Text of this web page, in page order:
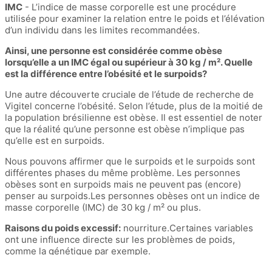
IMC - L’indice de masse corporelle est une procédure
utilisée pour examiner la relation entre le poids et l’élévation
d’un individu dans les limites recommandées.
Ainsi, une personne est considérée comme obèse
lorsqu’elle a un IMC égal ou supérieur à 30 kg / m². Quelle
est la différence entre l’obésité et le surpoids?
Une autre découverte cruciale de l’étude de recherche de
Vigitel concerne l’obésité. Selon l’étude, plus de la moitié de
la population brésilienne est obèse. Il est essentiel de noter
que la réalité qu’une personne est obèse n’implique pas
qu’elle est en surpoids.
Nous pouvons affirmer que le surpoids et le surpoids sont
différentes phases du même problème. Les personnes
obèses sont en surpoids mais ne peuvent pas (encore)
penser au surpoids.Les personnes obèses ont un indice de
masse corporelle (IMC) de 30 kg / m² ou plus.
Raisons du poids excessif: nourriture.Certaines variables
ont une influence directe sur les problèmes de poids,
comme la génétique par exemple.